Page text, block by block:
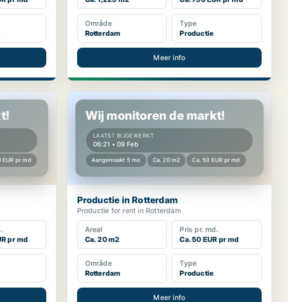
Område
Rotterdam
Type
Productie
Meer info
EUR pr md
pr md
Productie in Rotterdam
Wij monitoren de markt!
LAATST BIJGEWERKT
06:21 • 09 Feb
Aangemaakt 5 mo Ca. 20 m2 Ca. 50 EUR pr md
Productie in Rotterdam
Productie for rent in Rotterdam
Areal
Ca. 20 m2
Pris pr. md.
Ca. 50 EUR pr md
Område
Rotterdam
Type
Productie
Meer info